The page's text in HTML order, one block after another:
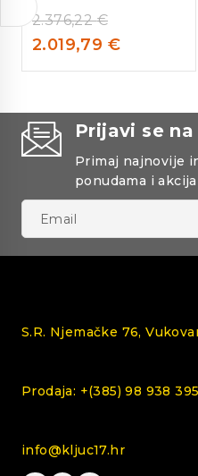
2.376,22€
2.019,79 €
Prijavi se
Primaj najnovije
ponudama i
S.R. Njemačke 76,
Prodaja: +(385) 98 938
info@kljuc17.hr